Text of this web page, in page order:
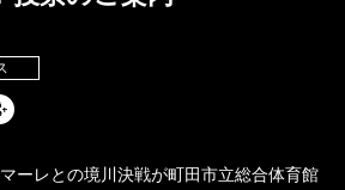
ーレとの境川決戦が町田市立総合体育館